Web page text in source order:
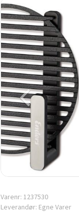
Varenr: 1237530
Leverandør: Egne Varer